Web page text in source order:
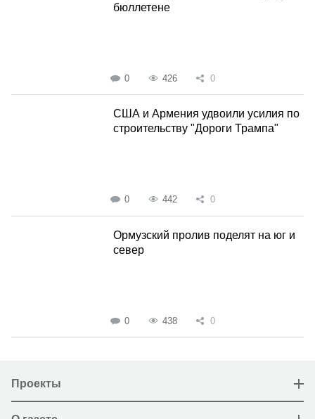
бюллетене
0 426 0
США и Армения удвоили усилия по
строительству "Дороги Трампа"
0 442 0
Ормузский пролив поделят на юг и
север
0 438 0
Проекты